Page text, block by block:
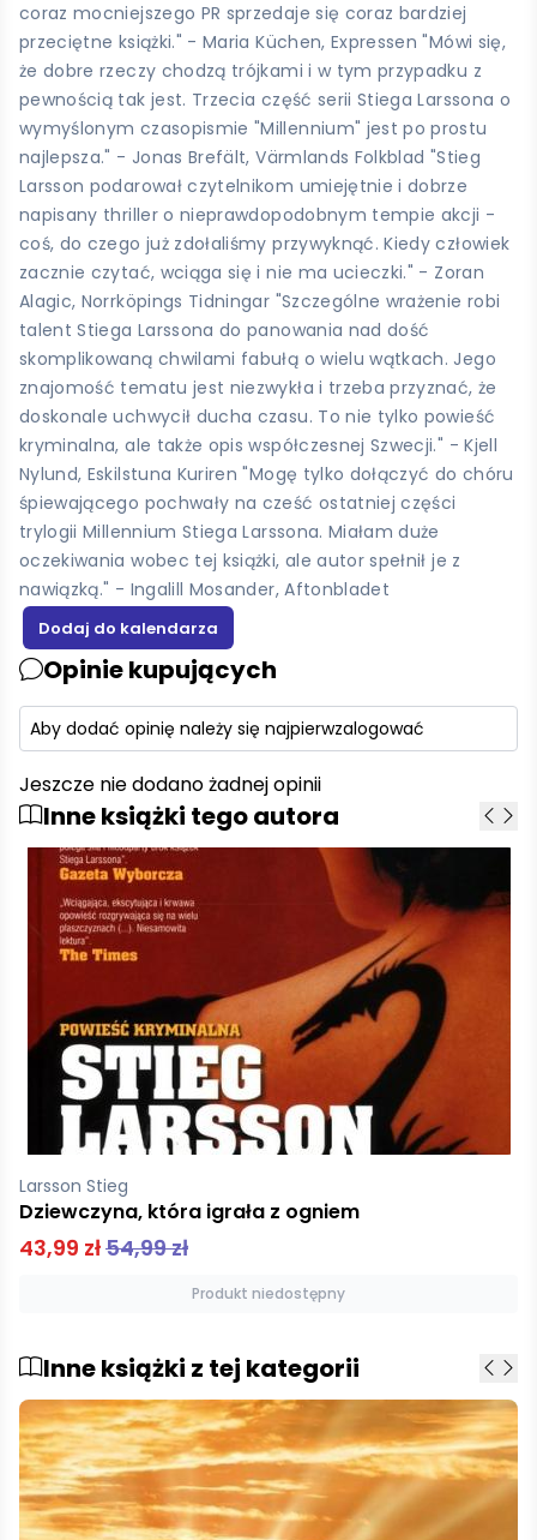
coraz mocniejszego PR sprzedaje się coraz bardziej
przeciętne książki." - Maria Küchen, Expressen "Mówi się,
że dobre rzeczy chodzą trójkami i w tym przypadku z
pewnością tak jest. Trzecia część serii Stiega Larssona o
wymyślonym czasopismie "Millennium" jest po prostu
najlepsza." - Jonas Brefält, Värmlands Folkblad "Stieg
Larsson podarował czytelnikom umiejętnie i dobrze
napisany thriller o nieprawdopodobnym tempie akcji -
coś, do czego już zdołaliśmy przywyknąć. Kiedy człowiek
zacznie czytać, wciąga się i nie ma ucieczki." - Zoran
Alagic, Norrköpings Tidningar "Szczególne wrażenie robi
talent Stiega Larssona do panowania nad dość
skomplikowaną chwilami fabułą o wielu wątkach. Jego
znajomość tematu jest niezwykła i trzeba przyznać, że
doskonale uchwycił ducha czasu. To nie tylko powieść
kryminalna, ale także opis współczesnej Szwecji." - Kjell
Nylund, Eskilstuna Kuriren "Mogę tylko dołączyć do chóru
śpiewającego pochwały na cześć ostatniej części
trylogii Millennium Stiega Larssona. Miałam duże
oczekiwania wobec tej książki, ale autor spełnił je z
nawiązką." - Ingalill Mosander, Aftonbladet
Opinie kupujących
Aby dodać opinię należy się najpierwzalogować
Jeszcze nie dodano żadnej opinii
Inne książki tego autora
Larsson Stieg
Dziewczyna, która igrała z ogniem
43,99 zł54,99 zł
Produkt niedostępny
Inne książki z tej kategorii